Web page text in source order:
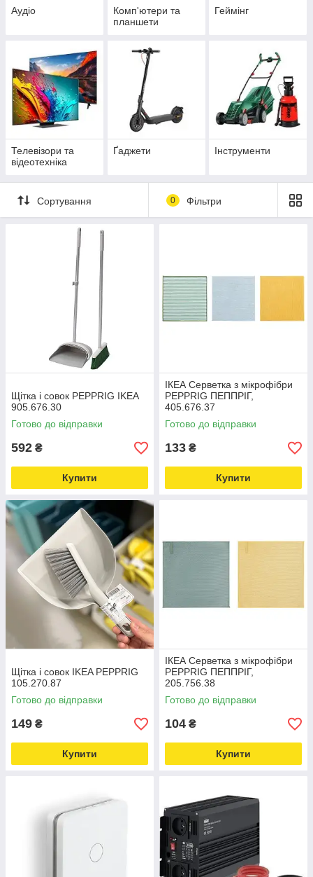
Аудіо
Комп'ютери та
планшети
Геймінг
Телевізори та
відеотехніка
Ґаджети Інструменти
Сортування 0 Фільтри
Щітка і совок PEPPRIG IKEA
905.676.30
Готово до відправки
592 ₴
Купити
ІКЕА Серветка з мікрофібри
PEPPRIG ПЕППРІГ,
405.676.37
Готово до відправки
133 ₴
Купити
Щітка і совок IKEA PEPPRIG
105.270.87
Готово до відправки
149 ₴
Купити
ІКЕА Серветка з мікрофібри
PEPPRIG ПЕППРІГ,
205.756.38
Готово до відправки
104 ₴
Купити